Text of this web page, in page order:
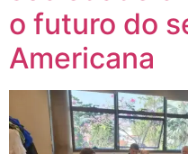
o futuro do
Americana